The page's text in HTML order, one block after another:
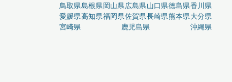
鳥取県島根県岡山県広島県山口県徳島県香川県
愛媛県高知県福岡県佐賀県長崎県熊本県大分県
宮崎県
鹿児島県 沖縄県